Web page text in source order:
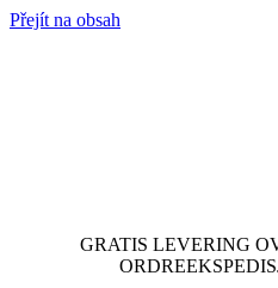
Přejít na obsah
GRATIS LEVERING